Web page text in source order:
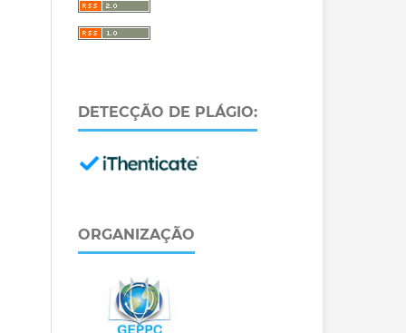
DETECÇÃO DE PLÁGIO:
ORGANIZAÇÃO